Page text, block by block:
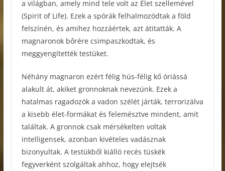
a világban, amely mind tele volt az Élet szellemével
(Spirit of Life). Ezek a spórák felhalmozódtak a föld
felszínén, és amihez hozzáértek, azt átitatták. A
magnaronok bőrére csimpaszkodtak, és
meggyengítették testüket.
Néhány magnaron ezért félig hús-félig kő óriássá
alakult át, akiket gronnoknak nevezünk. Ezek a
hatalmas ragadozók a vadon szélét járták, terrorizálva
a kisebb élet-formákat és felemésztve mindent, amit
találtak. A gronnok csak mérsékelten voltak
intelligensek, azonban kivételes vadásznak
bizonyultak. A testükből kiálló recés tüskék
fegyverként szolgáltak ahhoz, hogy elejtsék